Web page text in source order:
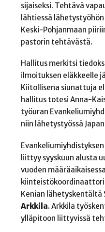
sijaiseksi. Tehtävä
lähtiessä
Keski-Pohjanmaan
pastorin tehtävästä.
Hallitus merkitsi
ilmoituksen eläkkeelle
Kiitollisena siunattuja
hallitus totesi Anna-
työuran
niin lähetystyössä
liittyy syyskuun alusta
vuoden
Kenian lähetyskentältä
Arkkila. Arkkila
ylläpitoon liittyvissä